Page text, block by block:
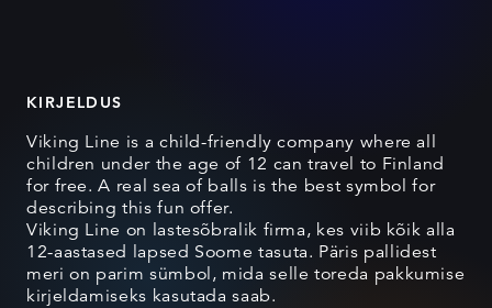
KIRJELDUS
Viking Line is a child-friendly company where all
children under the age of 12 can travel to Finland
for free. A real sea of balls is the best symbol for
describing this fun offer.
Viking Line on lastesõbralik firma, kes viib kõik alla
12-aastased lapsed Soome tasuta. Päris pallidest
meri on parim sümbol, mida selle toreda pakkumise
kirjeldamiseks kasutada saab.